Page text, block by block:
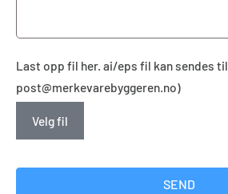
Last opp fil her. ai/eps fil kan sendes til
post@merkevarebyggeren.no)
Velg fil
SEND